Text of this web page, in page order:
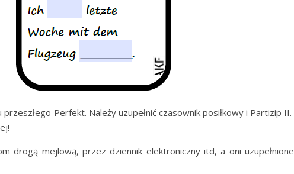
Perfekt. Należy uzupełnić czasownik posiłkowy i Partizip II.
drogą mejlową, przez dziennik elektroniczny itd, a oni uzupełnione